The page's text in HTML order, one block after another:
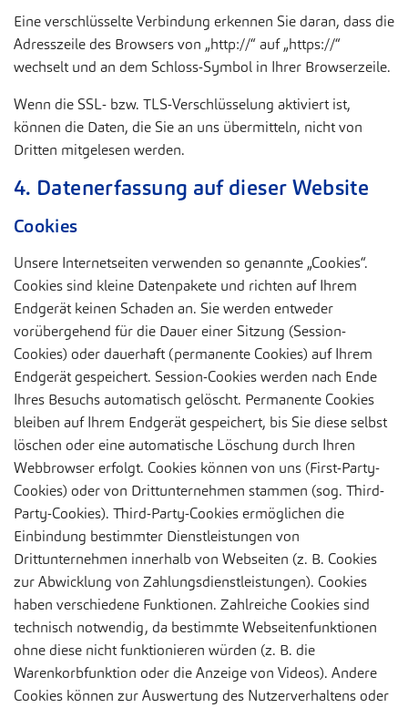
Eine verschlüsselte Verbindung erkennen Sie daran, dass die
Adresszeile des Browsers von „http://“ auf „https://“
wechselt und an dem Schloss-Symbol in Ihrer Browserzeile.
Wenn die SSL- bzw. TLS-Verschlüsselung aktiviert ist,
können die Daten, die Sie an uns übermitteln, nicht von
Dritten mitgelesen werden.
4. Datenerfassung auf dieser Website
Cookies
Unsere Internetseiten verwenden so genannte „Cookies“.
Cookies sind kleine Datenpakete und richten auf Ihrem
Endgerät keinen Schaden an. Sie werden entweder
vorübergehend für die Dauer einer Sitzung (Session-
Cookies) oder dauerhaft (permanente Cookies) auf Ihrem
Endgerät gespeichert. Session-Cookies werden nach Ende
Ihres Besuchs automatisch gelöscht. Permanente Cookies
bleiben auf Ihrem Endgerät gespeichert, bis Sie diese selbst
löschen oder eine automatische Löschung durch Ihren
Webbrowser erfolgt. Cookies können von uns (First-Party-
Cookies) oder von Drittunternehmen stammen (sog. Third-
Party-Cookies). Third-Party-Cookies ermöglichen die
Einbindung bestimmter Dienstleistungen von
Drittunternehmen innerhalb von Webseiten (z. B. Cookies
zur Abwicklung von Zahlungsdienstleistungen). Cookies
haben verschiedene Funktionen. Zahlreiche Cookies sind
technisch notwendig, da bestimmte Webseitenfunktionen
ohne diese nicht funktionieren würden (z. B. die
Warenkorbfunktion oder die Anzeige von Videos). Andere
Cookies können zur Auswertung des Nutzerverhaltens oder